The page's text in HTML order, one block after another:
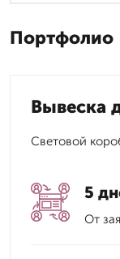
Портфолио
Вывеска
Световой
5
От